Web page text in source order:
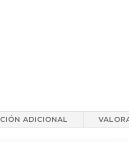
ADICIONAL
300D RPET, elaborado a